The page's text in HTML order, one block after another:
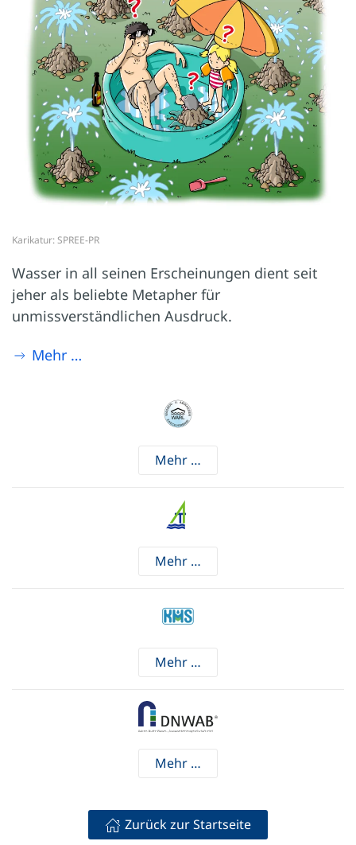
Karikatur: SPREE-PR
Wasser in all seinen Erscheinungen dient seit
jeher als beliebte Metapher für
unmissverständlichen Ausdruck.
Mehr …
Mehr …
Mehr …
Mehr …
Mehr …
Zurück zur Startseite